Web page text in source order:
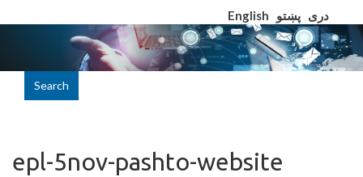
English دری پښتو
Search
epl-5nov-pashto-website